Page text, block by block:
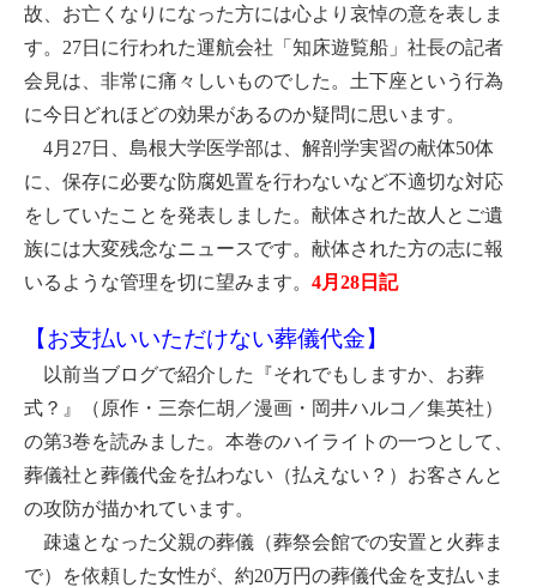
故、お亡くなりになった方には心より哀悼の意を表しま
す。27日に行われた運航会社「知床遊覧船」社長の記者
会見は、非常に痛々しいものでした。土下座という行為
に今日どれほどの効果があるのか疑問に思います。
4月27日、島根大学医学部は、解剖学実習の献体50体
に、保存に必要な防腐処置を行わないなど不適切な対応
をしていたことを発表しました。献体された故人とご遺
族には大変残念なニュースです。献体された方の志に報
いるような管理を切に望みます。 4月28日記
【お支払いいただけない葬儀代金】
以前当ブログで紹介した『それでもしますか、お葬
式？』（原作・三奈仁胡／漫画・岡井ハルコ／集英社）
の第3巻を読みました。本巻のハイライトの一つとして、
葬儀社と葬儀代金を払わない（払えない？）お客さんと
の攻防が描かれています。
疎遠となった父親の葬儀（葬祭会館での安置と火葬ま
で）を依頼した女性が、約20万円の葬儀代金を支払いま